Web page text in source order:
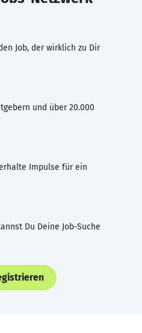
Job, der wirklich zu Dir
und über 20.000
Impulse für ein
Du Deine Job-Suche